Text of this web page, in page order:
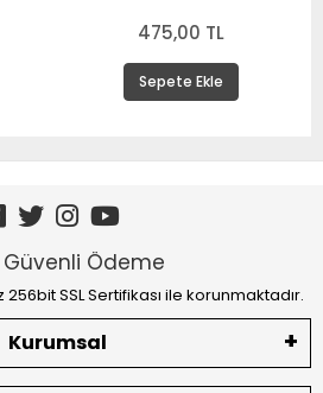
475,00 TL
Sepete Ekle
Güvenli Ödeme
SSL Sertifikası ile korunmaktadır.
Kurumsal